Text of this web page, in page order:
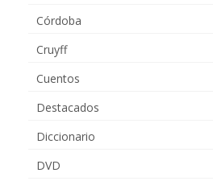
Córdoba
Cruyff
Cuentos
Destacados
Diccionario
DVD